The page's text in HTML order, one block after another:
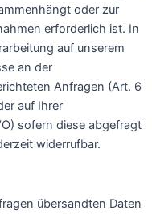
oder zur
erforderlich ist. In
auf unserem
an der
Anfragen (Art. 6
auf Ihrer
sofern diese abgefragt
widerrufbar.
übersandten Daten